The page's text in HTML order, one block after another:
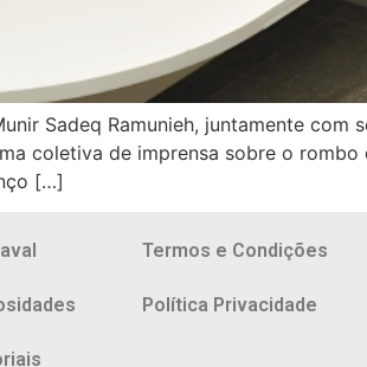
Sadeq Ramunieh, juntamente com
coletiva de imprensa sobre o
[…]
Termos e Condições
Política Privacidade